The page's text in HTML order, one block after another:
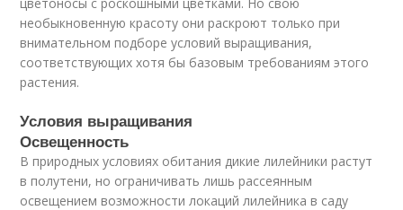
необыкновенную красоту они раскроют только при
внимательном подборе условий выращивания,
соответствующих хотя бы базовым требованиям этого
растения.
Условия выращивания
Освещенность
В природных условиях обитания дикие лилейники растут
в полутени, но ограничивать лишь рассеянным
освещением возможности локаций лилейника в саду